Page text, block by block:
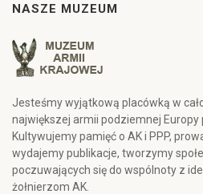
NASZE MUZEUM
Jesteśmy wyjątkową placówką w
największej armii podziemnej Europy
Kultywujemy pamięć o AK i PPP,
wydajemy publikacje, tworzymy
poczuwających się do wspólnoty z
żołnierzom AK.